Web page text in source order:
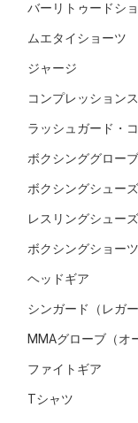
バーリトゥードシ
ムエタイショーツ
ジャージ
コンプレッション
ラッシュガード・
ボクシンググローブ
ボクシングシューズ
レスリングシューズ
ボクシングショーツ
ヘッドギア
シンガード（レガー
MMAグローブ（オ
ファイトギア
Tシャツ